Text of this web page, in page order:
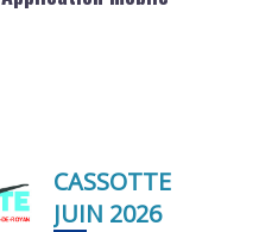
CASSOTTE
JUIN 2026